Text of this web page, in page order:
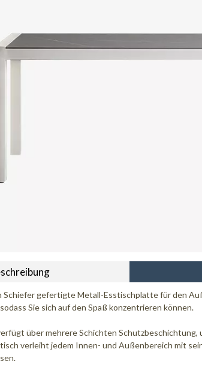
Schiefer gefertigte Metall-Esstischplatte für den
Sie sich auf den Spaß konzentrieren können.
über mehrere Schichten
verleiht jedem Innen- und Außenbereich mit